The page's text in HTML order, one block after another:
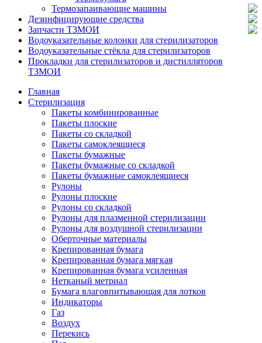
Термозапаивающие машины
Дезинфицирующие средства
Запчасти ТЗМОИ
Водоуказательные колонки для стерилизаторов
Водоуказательные стёкла для стерилизаторов
Прокладки для стерилизаторов и дистилляторов
ТЗМОИ
Главная
Стерилизация
Пакеты комбинированные
Пакеты плоские
Пакеты cо складкой
Пакеты самоклеящиеся
Пакеты бумажные
Пакеты бумажные со складкой
Пакеты бумажные самоклеящиеся
Рулоны
Рулоны плоские
Рулоны со складкой
Рулоны для плазменной стерилизации
Рулоны для воздушной стерилизации
Оберточные материалы
Крепированная бумага
Крепированная бумага мягкая
Крепированная бумага усиленная
Нетканый метриал
Бумага влаговпитывающая для лотков
Индикаторы
Газ
Воздух
Перекись